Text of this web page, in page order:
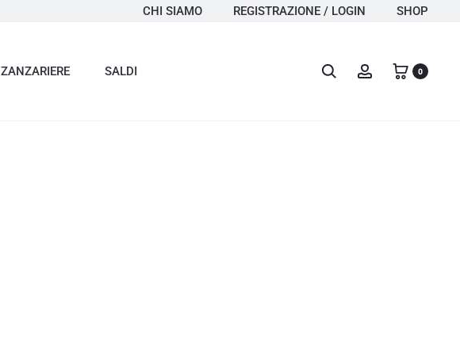
CHI SIAMO REGISTRAZIONE / LOGIN SHOP
ZANZARIERE SALDI Search Account0